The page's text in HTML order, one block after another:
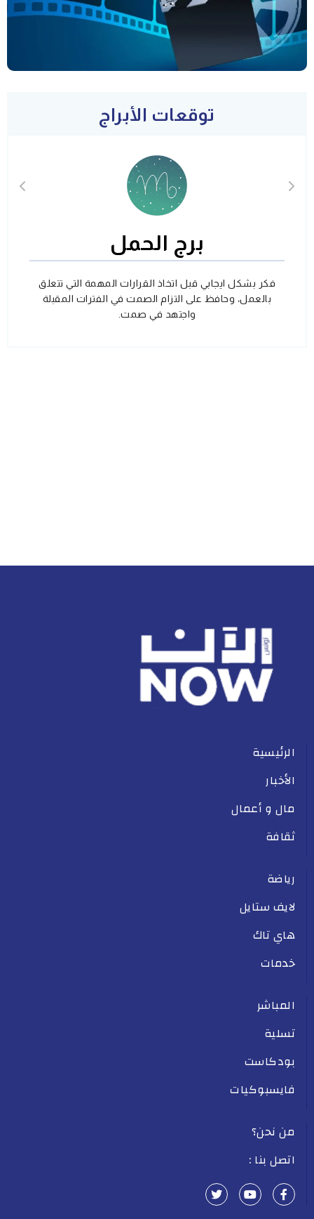
توقعات الأبراج
برج الحمل
فكر بشكل ايجابي قبل اتخاذ القرارات المهمة التي تتعلق
بالعمل، وحافظ على التزام الصمت في الفترات المقبلة
واجتهد في صمت.
الرئيسية
الأخبار
مال و أعمال
ثقافة
رياضة
لايف ستايل
هاي تاك
خدمات
المباشر
تسلية
بودكاست
فايسبوكيات
من نحن؟
اتصل بنا :